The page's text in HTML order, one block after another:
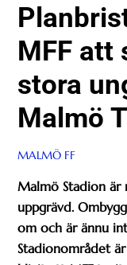
MFF att
stora
Malmö
MALMÖ FF
Malmö Stadion är
uppgrävd.
om och är ännu
Stadionområdet